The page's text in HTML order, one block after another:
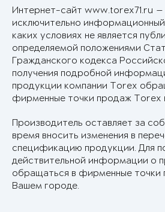
Интернет-сайт www.torex71.ru —
исключительно
каких условиях не является
определяемой положениями
Гражданского кодекса
получения подробной
продукции компании Torex
фирменные точки продаж Torex
Производитель оставляет за
время вносить изменения в
спецификацию продукции. Для
действительной информации о
обращаться в фирменные точки
Вашем городе.